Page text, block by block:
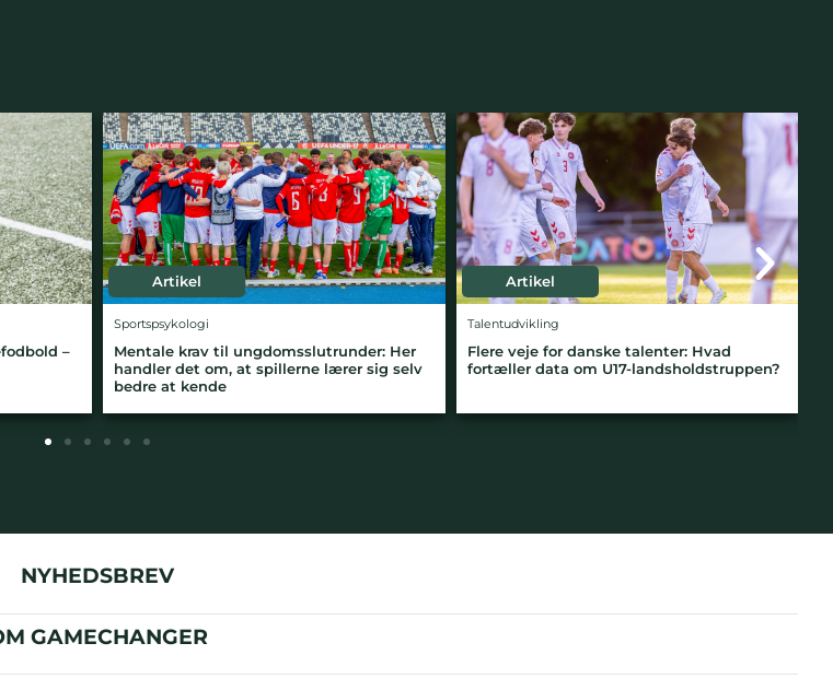
Her
lærer sig selv
Artikel
Talentudvikling
Flere veje for danske talenter: Hvad
fortæller data om U17-landsholdstruppen?
Artikel
Spillets udvikling og data
Crystal Palaces opskrift på at spille
igennem kæderne: Sådan kan 6’erne
NYHEDSBREV
GAMECHANGER